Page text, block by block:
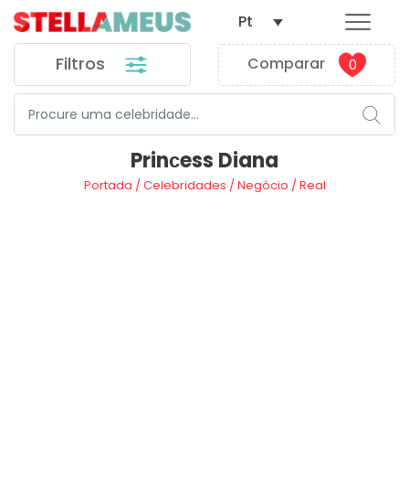
Filtros Comparar 0
Pt
Prinсess Diana
Portada /Celebridades /Negócio /Real